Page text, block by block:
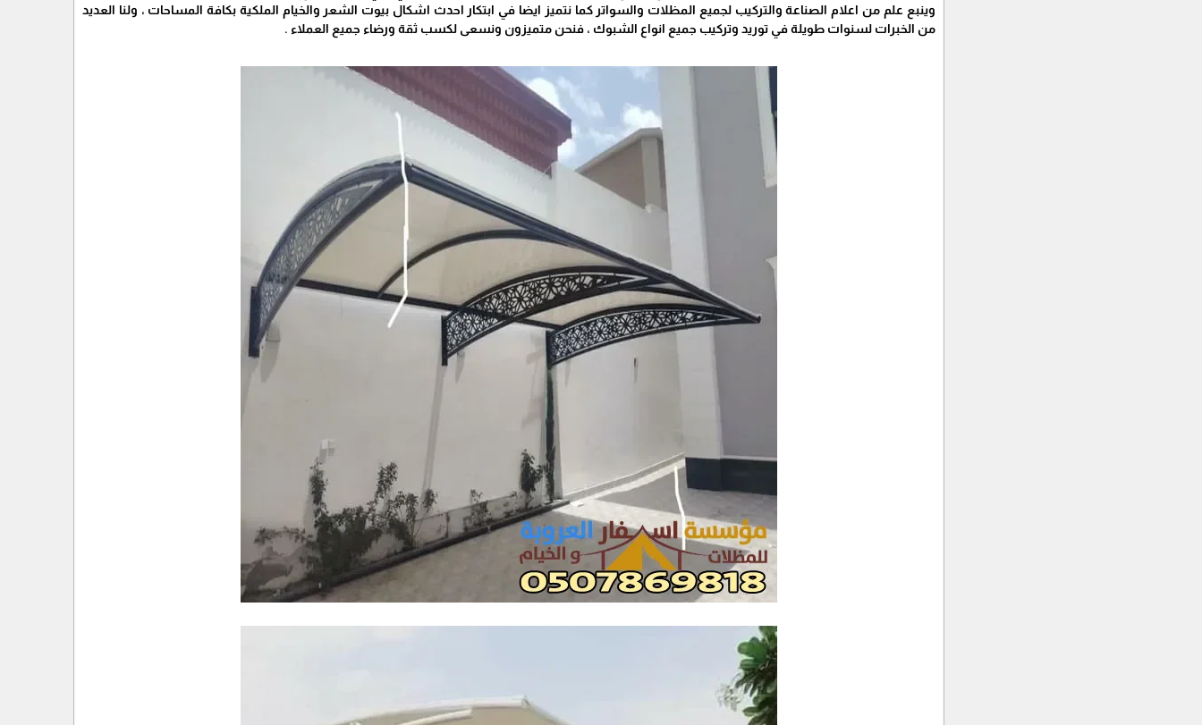
وينبع علم من اعلام الصناعة والتركيب لجميع المظلات والسواتر كما نتميز ايضا في ابتكار احدث اشكال بيوت الشعر والخيام الملكية بكافة المساحات ، ولنا العديد
من الخبرات لسنوات طويلة في توريد وتركيب جميع انواع الشبوك ، فنحن متميزون ونسعى لكسب ثقة ورضاء جميع العملاء .